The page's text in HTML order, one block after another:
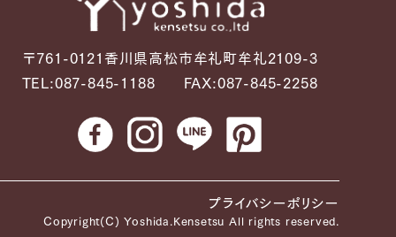
〒761-0121香川県高松市牟礼町牟礼2109-3
TEL:087-845-1188
FAX:087-845-2258
プライバシーポリシー
Copyright(C) Yoshida.Kensetsu All rights reserved.